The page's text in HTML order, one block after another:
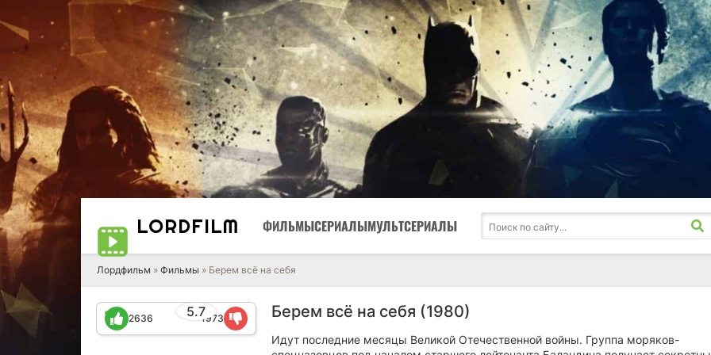
LORDFILM ФИЛЬМЫСЕРИАЛЫМУЛЬТСЕРИАЛЫ
Лордфильм » Фильмы » Берем всё на себя
Берем всё на себя (1980)
5.7
2636 1973
Идут последние месяцы Великой Отечественной войны. Группа моряков-